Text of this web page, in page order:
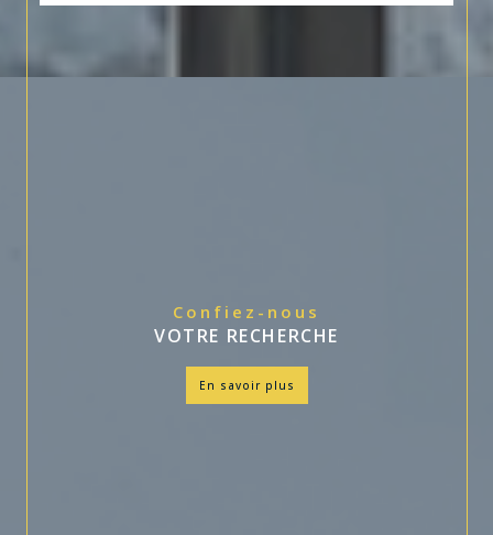
Confiez-nous
VOTRE RECHERCHE
en savoir plus